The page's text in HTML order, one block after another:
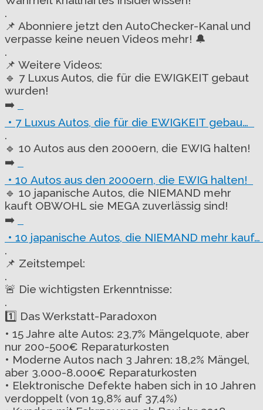
.
📌 Abonniere jetzt den AutoChecker-Kanal und
verpasse keine neuen Videos mehr! 🔔
.
📌 Weitere Videos:
🔹 7 Luxus Autos, die für die EWIGKEIT gebaut
wurden!
➡️
• 7 Luxus Autos, die für die EWIGKEIT gebau…
.
🔹 10 Autos aus den 2000ern, die EWIG halten!
➡️
• 10 Autos aus den 2000ern, die EWIG halten!
🔹 10 japanische Autos, die NIEMAND mehr
kauft OBWOHL sie MEGA zuverlässig sind!
➡️
• 10 japanische Autos, die NIEMAND mehr
.
📌 Zeitstempel:
.
🚨 Die wichtigsten Erkenntnisse:
.
1️⃣ Das Werkstatt-Paradoxon
• 15 Jahre alte Autos: 23,7% Mängelquote, aber
nur 200-500€ Reparaturkosten
• Moderne Autos nach 3 Jahren: 18,2% Mängel,
aber 3.000-8.000€ Reparaturkosten
• Elektronische Defekte haben sich in 10 Jahren
verdoppelt (von 19,8% auf 37,4%)